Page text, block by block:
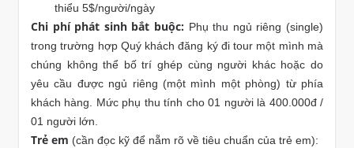
thiểu 5$/người/ngày
Chi phí phát sinh bắt buộc: Phụ thu ngủ riêng (single)
trong trường hợp Quý khách đăng ký đi tour một mình mà
chúng không thể bố trí ghép cùng người khác hoặc do
yêu cầu được ngủ riêng (một mình một phòng) từ phía
khách hàng. Mức phụ thu tính cho 01 người là 400.000đ /
01 người lớn.
Trẻ em (cần đọc kỹ để nẵm rõ về tiêu chuẩn của trẻ em):